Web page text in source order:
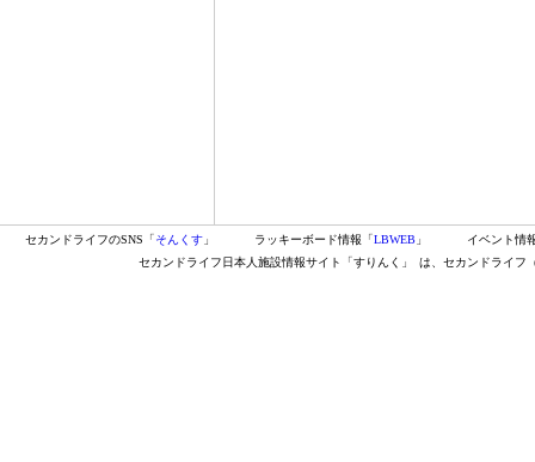
セカンドライフのSNS「そんくす 」 ラッキーボード情報「LBWEB 」
イベント情
セカンドライフ日本人施設情報サイト「すりんく」
は、セカンドライフ